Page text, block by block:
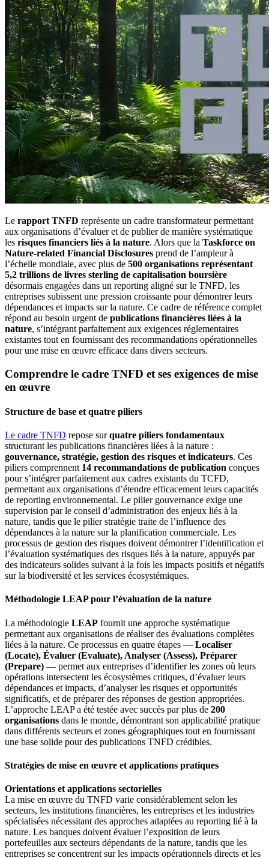
Le rapport TNFD représente un cadre transformateur permettant
aux organisations d’évaluer et de publier de manière systématique
les risques financiers liés à la nature. Alors que la Taskforce on
Nature-related Financial Disclosures prend de l’ampleur à
l’échelle mondiale, avec plus de 500 organisations représentant
5,2 trillions de livres sterling de capitalisation boursière
désormais engagées dans un reporting aligné sur le TNFD, les
entreprises subissent une pression croissante pour démontrer leurs
dépendances et impacts sur la nature. Ce cadre de référence complet
répond au besoin urgent de publications financières liées à la
nature, s’intégrant parfaitement aux exigences réglementaires
existantes tout en fournissant des recommandations opérationnelles
pour une mise en œuvre efficace dans divers secteurs.
Comprendre le cadre TNFD et ses exigences de mise
en œuvre
Structure de base et quatre piliers
Le cadre TNFD repose surquatre piliers fondamentaux
structurant les publications financières liées à la nature :
gouvernance, stratégie, gestion des risques et indicateurs. Ces
piliers comprennent 14 recommandations de publication conçues
pour s’intégrer parfaitement aux cadres existants du TCFD,
permettant aux organisations d’étendre efficacement leurs capacités
de reporting environnemental. Le pilier gouvernance exige une
supervision par le conseil d’administration des enjeux liés à la
nature, tandis que le pilier stratégie traite de l’influence des
dépendances à la nature sur la planification commerciale. Les
processus de gestion des risques doivent démontrer l’identification et
l’évaluation systématiques des risques liés à la nature, appuyés par
des indicateurs solides suivant à la fois les impacts positifs et négatifs
sur la biodiversité et les services écosystémiques.
Méthodologie LEAP pour l’évaluation de la nature
La méthodologie LEAP fournit une approche systématique
permettant aux organisations de réaliser des évaluations complètes
liées à la nature. Ce processus en quatre étapes — Localiser
(Locate), Évaluer (Evaluate), Analyser (Assess), Préparer
(Prepare) — permet aux entreprises d’identifier les zones où leurs
opérations intersectent les écosystèmes critiques, d’évaluer leurs
dépendances et impacts, d’analyser les risques et opportunités
significatifs, et de préparer des réponses de gestion appropriées.
L’approche LEAP a été testée avec succès par plus de 200
organisations dans le monde, démontrant son applicabilité pratique
dans différents secteurs et zones géographiques tout en fournissant
une base solide pour des publications TNFD crédibles.
Stratégies de mise en œuvre et applications pratiques
Orientations et applications sectorielles
La mise en œuvre du TNFD varie considérablement selon les
secteurs, les institutions financières, les entreprises et les industries
spécialisées nécessitant des approches adaptées au reporting lié à la
nature. Les banques doivent évaluer l’exposition de leurs
portefeuilles aux secteurs dépendants de la nature, tandis que les
entreprises se concentrent sur les impacts opérationnels directs et les